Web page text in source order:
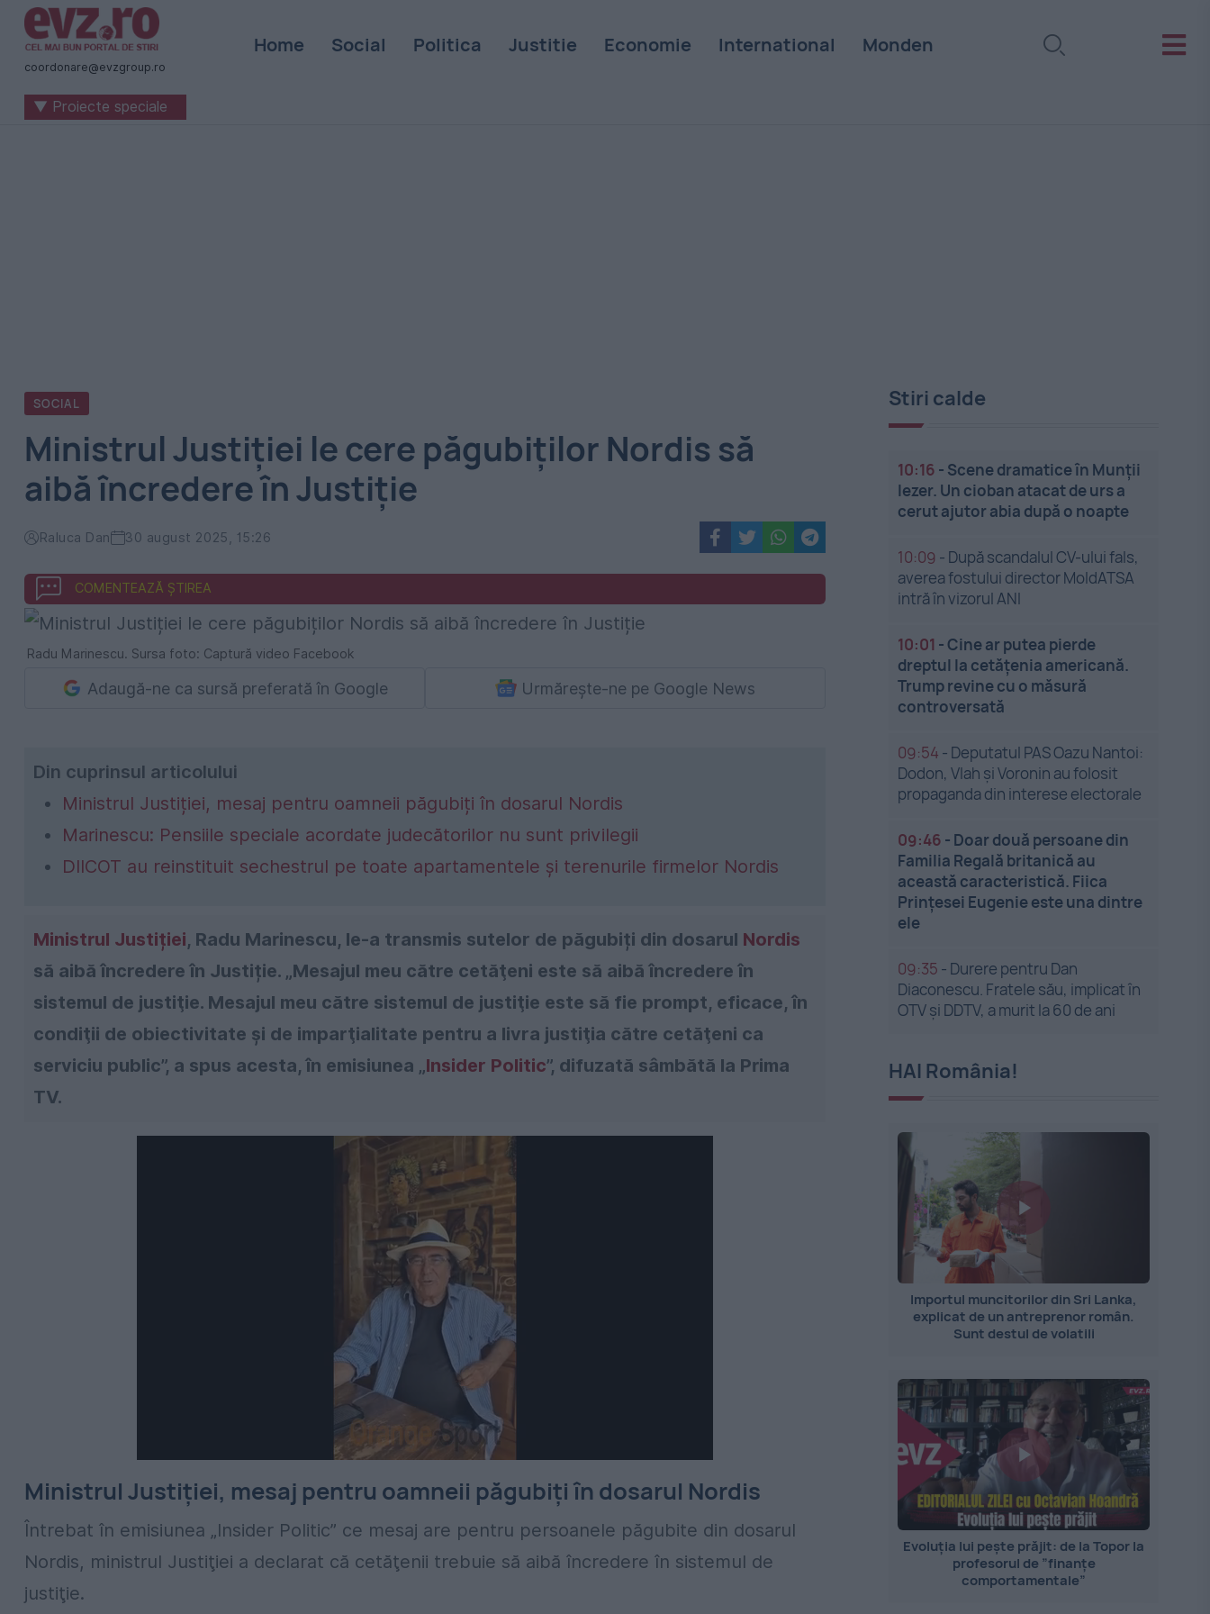
Știri
naționale
internaționale
coordonare@evzgroup.ro
Home Social Politica Justitie Economie International Monden
▼ Proiecte speciale
SOCIAL
Ministrul Justiției le cere păgubiților Nordis să
aibă încredere în Justiție
Raluca Dan 30 august 2025, 15:26
COMENTEAZĂ ȘTIREA
Radu Marinescu. Sursa foto: Captură video Facebook
Adaugă-ne ca sursă preferată în Google Urmărește-ne pe Google News
Din cuprinsul articolului
Ministrul Justiției, mesaj pentru oamneii păgubiți în dosarul Nordis
Marinescu: Pensiile speciale acordate judecătorilor nu sunt privilegii
DIICOT au reinstituit sechestrul pe toate apartamentele și terenurile firmelor Nordis
Ministrul Justiției, Radu Marinescu, le-a transmis sutelor de păgubiți din dosarul Nordis
să aibă încredere în Justiție. „Mesajul meu către cetăţeni este să aibă încredere în
sistemul de justiţie. Mesajul meu către sistemul de justiţie este să fie prompt, eficace, în
condiţii de obiectivitate şi de imparţialitate pentru a livra justiţia către cetăţeni ca
serviciu public”, a spus acesta, în emisiunea „Insider Politic”, difuzată sâmbătă la Prima
TV.
Ministrul Justiției, mesaj pentru oamneii păgubiți în dosarul Nordis
Întrebat în emisiunea „Insider Politic” ce mesaj are pentru persoanele păgubite din dosarul
Nordis, ministrul Justiţiei a declarat că cetăţenii trebuie să aibă încredere în sistemul de
justiţie.
Stiri calde
10:16 - Scene dramatice în Munții
Iezer. Un cioban atacat de urs a
cerut ajutor abia după o noapte
10:09 - După scandalul CV-ului fals,
averea fostului director MoldATSA
intră în vizorul ANI
10:01 -Cine ar putea pierde
dreptul la cetățenia americană.
Trump revine cu o măsură
controversată
09:54 - Deputatul PAS Oazu Nantoi:
Dodon, Vlah și Voronin au folosit
propaganda din interese electorale
09:46 - Doar două persoane din
Familia Regală britanică au
această caracteristică. Fiica
Prințesei Eugenie este una dintre
ele
09:35 - Durere pentru Dan
Diaconescu. Fratele său, implicat în
OTV și DDTV, a murit la 60 de ani
HAI România!
Importul muncitorilor din Sri Lanka,
explicat de un antreprenor român.
Sunt destul de volatili
Evoluția lui pește prăjit: de la Topor la
profesorul de ”finanțe
comportamentale”